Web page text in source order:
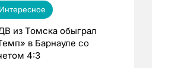
Интересное
из Томска обыграл
в Барнауле со
4:3